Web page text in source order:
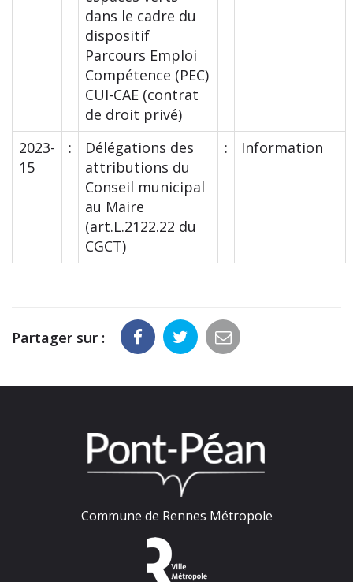
dans le cadre du
dispositif
Parcours Emploi
Compétence (PEC)
CUI-CAE (contrat
de droit privé)
2023-
15
:
Délégations des
attributions du
Conseil municipal
au Maire
(art.L.2122.22 du
CGCT)
: Information
Partager sur :
Commune de Rennes Métropole